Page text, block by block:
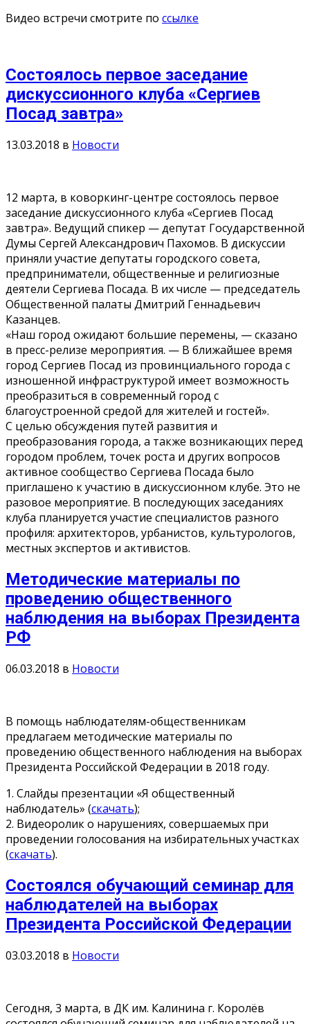
Видео встречи смотрите по ссылке
Состоялось первое заседание
дискуссионного клуба «Сергиев
Посад завтра»
13.03.2018 в Новости
12 марта, в коворкинг-центре состоялось первое
заседание дискуссионного клуба «Сергиев Посад
завтра». Ведущий спикер — депутат Государственной
Думы Сергей Александрович Пахомов. В дискуссии
приняли участие депутаты городского совета,
предприниматели, общественные и религиозные
деятели Сергиева Посада. В их числе — председатель
Общественной палаты Дмитрий Геннадьевич
Казанцев.
«Наш город ожидают большие перемены, — сказано
в пресс-релизе мероприятия. — В ближайшее время
город Сергиев Посад из провинциального города с
изношенной инфраструктурой имеет возможность
преобразиться в современный город с
благоустроенной средой для жителей и гостей».
С целью обсуждения путей развития и
преобразования города, а также возникающих перед
городом проблем, точек роста и других вопросов
активное сообщество Сергиева Посада было
приглашено к участию в дискуссионном клубе. Это не
разовое мероприятие. В последующих заседаниях
клуба планируется участие специалистов разного
профиля: архитекторов, урбанистов, культурологов,
местных экспертов и активистов.
Методические материалы по
проведению общественного
наблюдения на выборах Президента
РФ
06.03.2018 в Новости
В помощь наблюдателям-общественникам
предлагаем методические материалы по
проведению общественного наблюдения на выборах
Президента Российской Федерации в 2018 году.
1. Слайды презентации «Я общественный
наблюдатель» (скачать);
2. Видеоролик о нарушениях, совершаемых при
проведении голосования на избирательных участках
(скачать).
Состоялся обучающий семинар для
наблюдателей на выборах
Президента Российской Федерации
03.03.2018 в Новости
Сегодня, 3 марта, в ДК им. Калинина г. Королёв